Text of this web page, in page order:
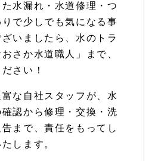
水漏れ・水道修理・つ
で少しでも気になる事
いましたら、水のトラ
さか水道職人」まで、
さい！
な自社スタッフが、水
認から修理・交換・洗
まで、責任をもってし
します。